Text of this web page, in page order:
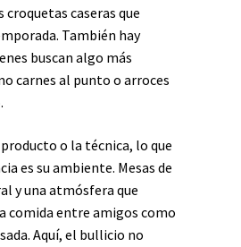
croquetas caseras que
También hay
buscan algo más
carnes al punto o arroces
o la técnica, lo que
es su ambiente. Mesas de
y una atmósfera que
comida entre amigos como
Aquí, el bullicio no